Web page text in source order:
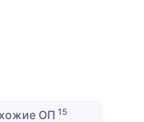
ОП 15